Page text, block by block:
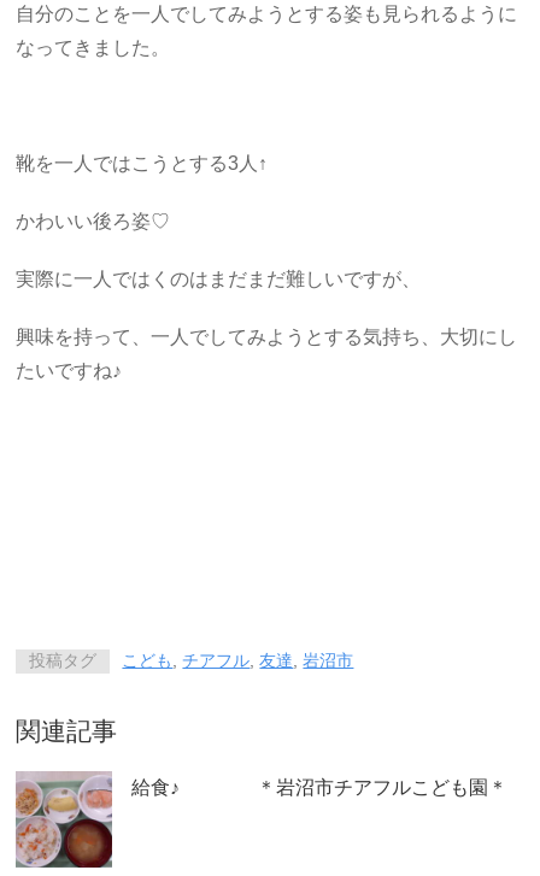
自分のことを一人でしてみようとする姿も見られるように
なってきました。
靴を一人ではこうとする3人↑
かわいい後ろ姿♡
実際に一人ではくのはまだまだ難しいですが、
興味を持って、一人でしてみようとする気持ち、大切にし
たいですね♪
投稿タグ こども ,チアフル ,友達 ,岩沼市
関連記事
給食♪ ＊岩沼市チアフルこども園＊